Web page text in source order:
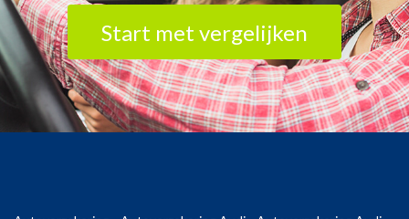
Start met vergelijken